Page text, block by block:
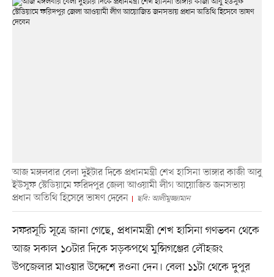
আজ মঙ্গলবার বেলা দুইটার দিকে প্রধানমন্ত্রী শেখ হাসিনা ভাঙ্গার কাজী আবু
ইউসুফ স্টেডিয়ামে ফরিদপুর জেলা আওয়ামী লীগ আয়োজিত জনসভায়
প্রধান অতিথি হিসেবে ভাষণ দেবেন
ছবি: আলীমুজ্জামান
সফরসূচি সূত্রে জানা গেছে, প্রধানমন্ত্রী শেখ হাসিনা গণভবন থেকে
আজ সকাল ১০টার দিকে সড়কপথে মুন্সিগঞ্জের লৌহজং
উপজেলার মাওয়ার উদ্দেশে রওনা দেন। বেলা ১১টা থেকে দুপুর